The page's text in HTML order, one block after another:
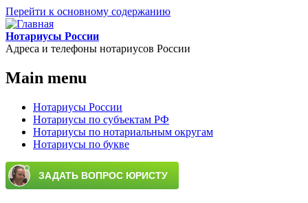
Перейти к основному содержанию
Нотариусы России
Адреса и телефоны нотариусов России
Main menu
Нотариусы России
Нотариусы по субъектам РФ
Нотариусы по нотариальным округам
Нотариусы по букве